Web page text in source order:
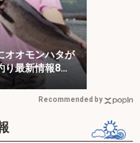
オオモンハタが
り最新情報8
Recommended by